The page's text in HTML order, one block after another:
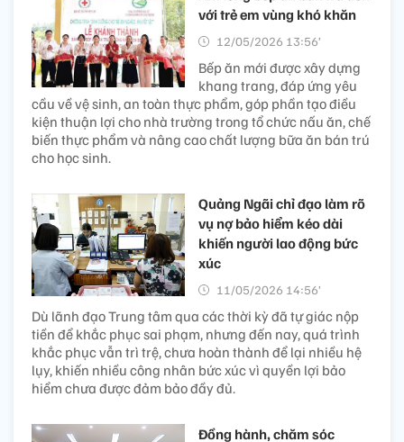
với trẻ em vùng khó khăn​
12/05/2026 13:56’
Bếp ăn mới được xây dựng
khang trang, đáp ứng yêu
cầu về vệ sinh, an toàn thực phẩm, góp phần tạo điều
kiện thuận lợi cho nhà trường trong tổ chức nấu ăn, chế
biến thực phẩm và nâng cao chất lượng bữa ăn bán trú
cho học sinh.
Quảng Ngãi chỉ đạo làm rõ
vụ nợ bảo hiểm kéo dài
khiến người lao động bức
xúc
11/05/2026 14:56’
Dù lãnh đạo Trung tâm qua các thời kỳ đã tự giác nộp
tiền để khắc phục sai phạm, nhưng đến nay, quá trình
khắc phục vẫn trì trệ, chưa hoàn thành để lại nhiều hệ
lụy, khiến nhiều công nhân bức xúc vì quyền lợi bảo
hiểm chưa được đảm bảo đầy đủ.
Đồng hành, chăm sóc